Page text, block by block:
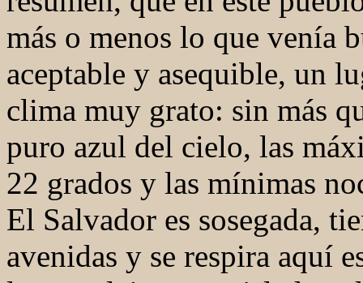
más o menos lo que venía
aceptable y asequible, un
clima muy grato: sin más
puro azul del cielo, las
22 grados y las mínimas
El Salvador es sosegada,
avenidas y se respira aquí